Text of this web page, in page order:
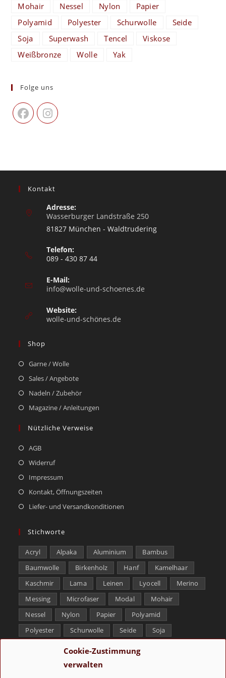
Cookie-Zustimmung
verwalten
Mohair
Nessel Nylon
Papier
Polyamid
Polyester Schurwolle
Seide
Soja
Superwash Tencel
Viskose
Weißbronze
Wolle Yak
Folge uns
Kontakt
Adresse:
Wasserburger Landstraße 250
81827 München - Waldtrudering
Telefon:
089 - 430 87 44
E-Mail:
info@wolle-und-schoenes.de
Website:
wolle-und-schönes.de
Shop
Garne / Wolle
Sales / Angebote
Nadeln / Zubehör
Magazine / Anleitungen
Nützliche Verweise
AGB
Widerruf
Impressum
Kontakt, Öffnungszeiten
Liefer- und Versandkonditionen
Stichworte
Acryl Alpaka Aluminium
Bambus
Baumwolle
Birkenholz Hanf
Kamelhaar
Kaschmir
Lama Leinen Lyocell
Merino
Messing
Microfaser Modal
Mohair
Nessel
Nylon Papier
Polyamid
Polyester
Schurwolle Seide
Soja
Tencel
Yak